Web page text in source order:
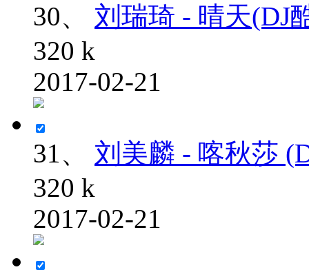
30、
刘瑞琦 - 晴天(DJ
320 k
2017-02-21
31、
刘美麟 - 喀秋莎
320 k
2017-02-21